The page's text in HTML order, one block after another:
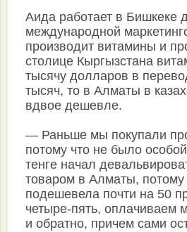
Аида работает в Бишкеке
международной
производит витамины и
столице Кыргызстана
тысячу долларов в
тысяч, то в Алматы в
вдвое дешевле.
— Раньше мы покупали
потому что не было
тенге начал
товаром в Алматы, потому
подешевела почти на 50
четыре-пять,
и обратно, причем сами